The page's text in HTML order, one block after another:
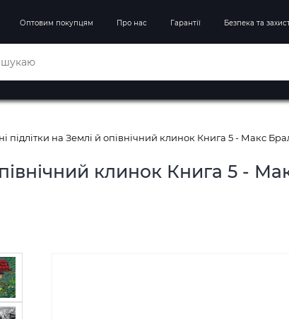
Оптовим покупцям Про нас Гарантії Безпека та
підлітки на Землі й опівнічний клинок Книга 5 - Макс
клинок Книга 5 -